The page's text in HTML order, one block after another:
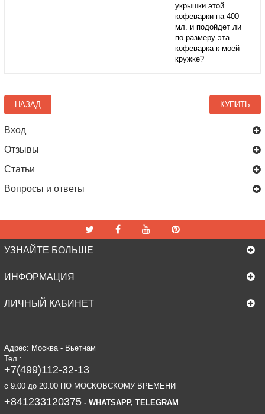
укрышки этой
кофеварки на 400
мл. и подойдет ли
по размеру эта
кофеварка к моей
кружке?
КУПИТЬ
НАЗАД
Вход
Отзывы
Статьи
Вопросы и ответы
УЗНАЙТЕ БОЛЬШЕ
ИНФОРМАЦИЯ
ЛИЧНЫЙ КАБИНЕТ
Адрес: Москва - Вьетнам
Тел.:
+7(499)112-32-13
c 9.00 до 20.00 ПО МОСКОВСКОМУ ВРЕМЕНИ
+841233120375- WHATSAPP, TELEGRAM